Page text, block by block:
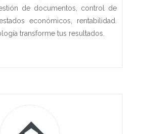
de documentos, control de
económicos, rentabilidad.
transforme tus resultados.